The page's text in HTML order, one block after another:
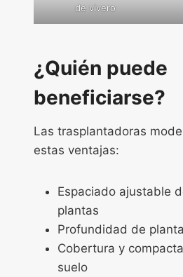
de vivero
¿Quién puede
beneficiarse?
Las trasplantadoras
estas ventajas:
Espaciado ajustable
plantas
Profundidad de
Cobertura y
suelo